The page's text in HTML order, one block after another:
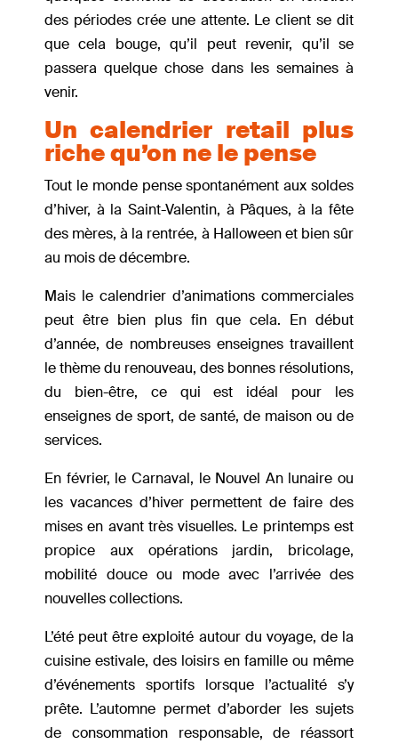
des périodes crée une attente. Le client se dit
que cela bouge, qu’il peut revenir, qu’il se
passera quelque chose dans les semaines à
venir.
Un calendrier retail plus
riche qu’on ne le pense
Tout le monde pense spontanément aux soldes
d’hiver, à la Saint-Valentin, à Pâques, à la fête
des mères, à la rentrée, à Halloween et bien sûr
au mois de décembre.
Mais le calendrier d’animations commerciales
peut être bien plus fin que cela. En début
d’année, de nombreuses enseignes travaillent
le thème du renouveau, des bonnes résolutions,
du bien-être, ce qui est idéal pour les
enseignes de sport, de santé, de maison ou de
services.
En février, le Carnaval, le Nouvel An lunaire ou
les vacances d’hiver permettent de faire des
mises en avant très visuelles. Le printemps est
propice aux opérations jardin, bricolage,
mobilité douce ou mode avec l’arrivée des
nouvelles collections.
L’été peut être exploité autour du voyage, de la
cuisine estivale, des loisirs en famille ou même
d’événements sportifs lorsque l’actualité s’y
prête. L’automne permet d’aborder les sujets
de consommation responsable, de réassort